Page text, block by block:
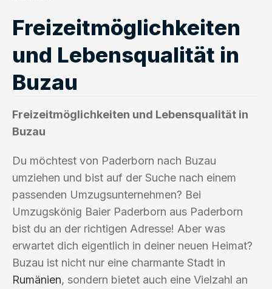
Freizeitmöglichkeiten
und Lebensqualität in
Buzau
Freizeitmöglichkeiten und Lebensqualität in
Buzau
Du möchtest von Paderborn nach Buzau
umziehen und bist auf der Suche nach einem
passenden Umzugsunternehmen? Bei
Umzugskönig Baier Paderborn aus Paderborn
bist du an der richtigen Adresse! Aber was
erwartet dich eigentlich in deiner neuen Heimat?
Buzau ist nicht nur eine charmante Stadt in
Rumänien, sondern bietet auch eine Vielzahl an